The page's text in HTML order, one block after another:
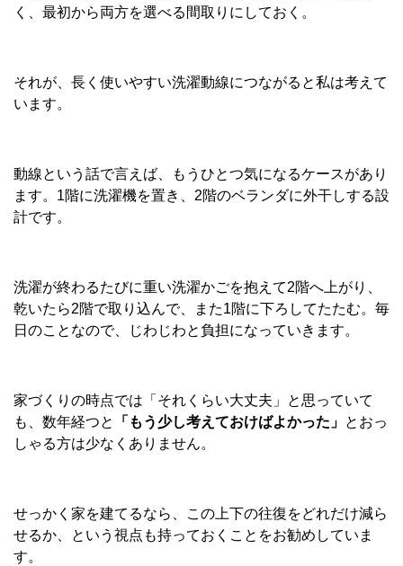
く、最初から両方を選べる間取りにしておく。
それが、長く使いやすい洗濯動線につながると私は考えて
います。
動線という話で言えば、もうひとつ気になるケースがあり
ます。1階に洗濯機を置き、2階のベランダに外干しする設
計です。
洗濯が終わるたびに重い洗濯かごを抱えて2階へ上がり、
乾いたら2階で取り込んで、また1階に下ろしてたたむ。毎
日のことなので、じわじわと負担になっていきます。
家づくりの時点では「それくらい大丈夫」と思っていて
も、数年経つと
「もう少し考えておけばよかった」 とおっ
しゃる方は少なくありません。
せっかく家を建てるなら、この上下の往復をどれだけ減ら
せるか、という視点も持っておくことをお勧めしていま
す。